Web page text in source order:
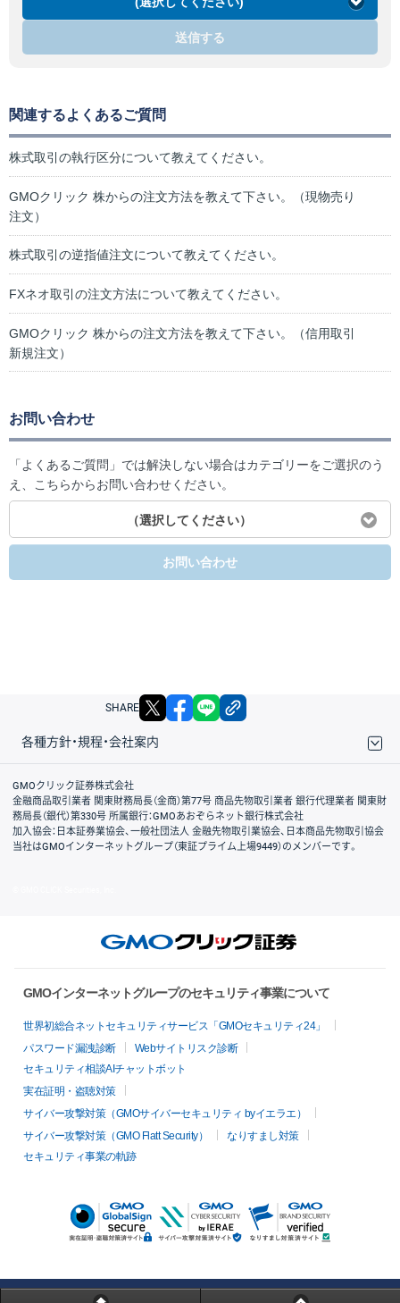
送信する
関連するよくあるご質問
株式取引の執行区分について教えてください。
GMOクリック 株からの注文方法を教えて下さい。（現物売り
注文）
株式取引の逆指値注文について教えてください。
FXネオ取引の注文方法について教えてください。
GMOクリック 株からの注文方法を教えて下さい。（信用取引
新規注文）
お問い合わせ
「よくあるご質問」では解決しない場合はカテゴリーをご選択のう
え、こちらからお問い合わせください。
（選択してください）
お問い合わせ
SHARE X facebook
各種方針・規程・会社案内
取引規程・約款
サイトマップ
その他のご案内
個人情報保護方針
最良執行方針
サイトのご利用について
ディスクレイマー
信託保全
リスク説明
会社案内
GMOクリック証券株式会社
金融商品取引業者 関東財務局長（金商）第77号 商品先物取引業者 銀行代理業者 関東財
務局長（銀代）第330号 所属銀行：GMOあおぞらネット銀行株式会社
加入協会：日本証券業協会、一般社団法人 金融先物取引業協会、日本商品先物取引協会
当社はGMOインターネットグループ（東証プライム上場9449）のメンバーです。
GMOインターネットグループのセキュリティ事業について
世界初総合ネットセキュリティサービス「GMOセキュリティ24」
パスワード漏洩診断
Webサイトリスク診断
セキュリティ相談AIチャットボット
実在証明・盗聴対策
サイバー攻撃対策（GMOサイバーセキュリティ byイエラエ）
サイバー攻撃対策（GMO Flatt Security）
なりすまし対策
セキュリティ事業の軌跡